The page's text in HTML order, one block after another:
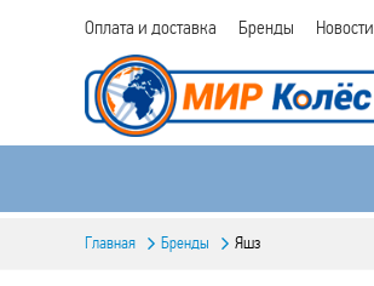
Оплата и доставка Бренды Новости
Главная Бренды Яшз